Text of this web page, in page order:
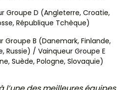
Groupe D (Angleterre, Croatie,
République Tchèque)
Groupe B (Danemark, Finlande,
Russie) / Vainqueur Groupe E
Suède, Pologne, Slovaquie)